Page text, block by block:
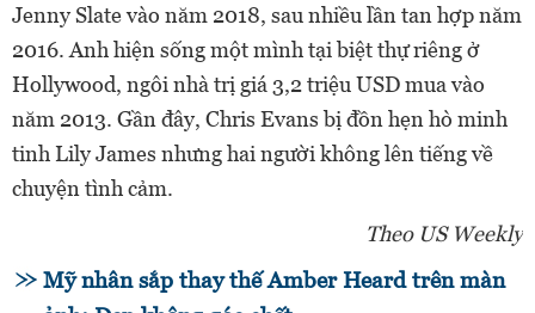
Jenny Slate vào năm 2018, sau nhiều lần tan hợp năm
2016. Anh hiện sống một mình tại biệt thự riêng ở
Hollywood, ngôi nhà trị giá 3,2 triệu USD mua vào
năm 2013. Gần đây, Chris Evans bị đồn hẹn hò minh
tinh Lily James nhưng hai người không lên tiếng về
chuyện tình cảm.
Theo US Weekly
Mỹ nhân sắp thay thế Amber Heard trên màn